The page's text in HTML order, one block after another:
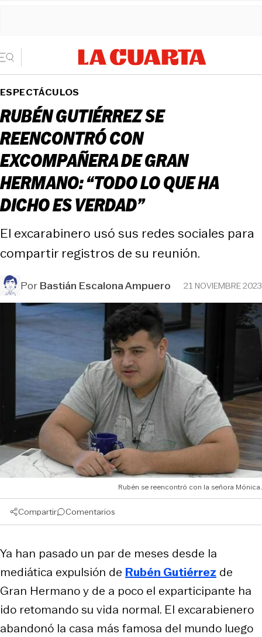
ESPECTÁCULOS
RUBÉN GUTIÉRREZ SE
REENCONTRÓ CON
EXCOMPAÑERA DE GRAN
HERMANO: “TODO LO QUE HA
DICHO ES VERDAD”
El excarabinero usó sus redes sociales para
compartir registros de su reunión.
PorBastián Escalona Ampuero 21 NOVIEMBRE 2023
Rubén se reencontró con la señora Mónica.
Compartir Comentarios
Ya han pasado un par de meses desde la
mediática expulsión de Rubén Gutiérrez de
Gran Hermano y de a poco el exparticipante ha
ido retomando su vida normal. El excarabienero
abandonó la casa más famosa del mundo luego